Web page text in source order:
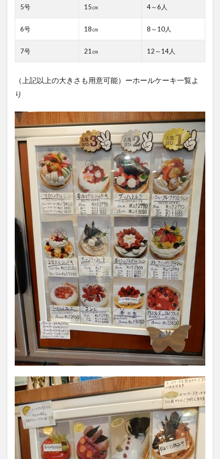
5号 15㎝ 4～6人
6号 18㎝ 8～10人
7号 21㎝ 12～14人
（上記以上の大きさも用意可能）ーホールケーキ一覧よ
り